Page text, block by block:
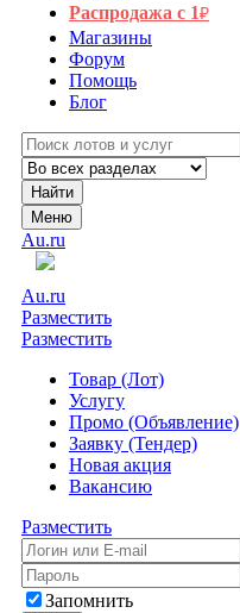
Распродажа с 1₽
Магазины
Форум
Помощь
Блог
Найти
Меню
Au.ru
Au.ru
Разместить
Разместить
Товар (Лот)
Услугу
Промо (Объявление)
Заявку (Тендер)
Новая акция
Вакансию
Разместить
Запомнить